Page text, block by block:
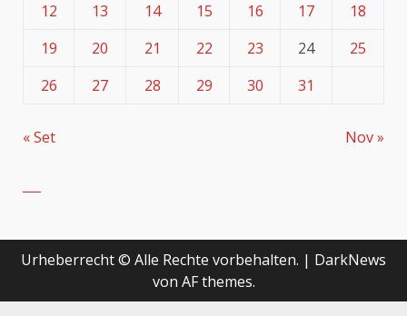
12
13 14 15 16 17
18
19
20 21 22 23 24
25
26
27 28 29 30 31
« Set Nov »
Urheberrecht © Alle Rechte vorbehalten. | DarkNews
von AF themes.